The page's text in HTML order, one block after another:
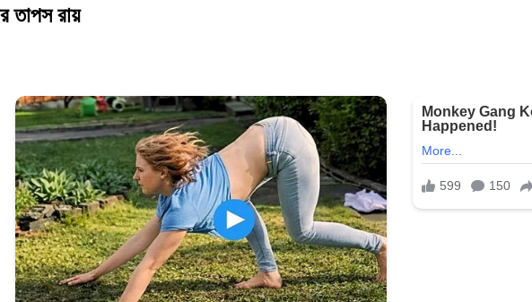
তাপস রায়